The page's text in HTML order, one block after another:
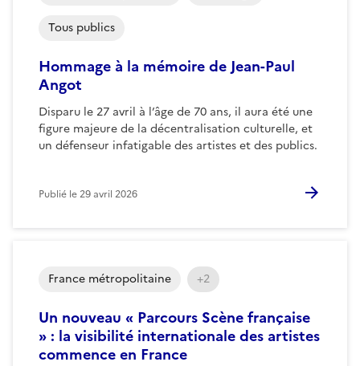
Hommage à la mémoire de Jean-Paul
Angot
Disparu le 27 avril à l’âge de 70 ans, il aura été une
figure majeure de la décentralisation culturelle, et
un défenseur infatigable des artistes et des publics.
Tous publics
Publié le29 avril 2026
Un nouveau « Parcours Scène française
» : la visibilité internationale des artistes
commence en France
France métropolitaine +2